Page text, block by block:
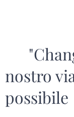
🌍
nostro
possibile